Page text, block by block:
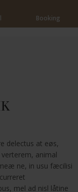
Booking
delectus at eøs,
animal
ne, in usu fæcilisi
mel ad nisl låtine